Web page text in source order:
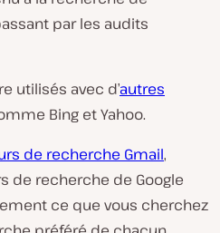
par les audits
utilisés avec d’autres
Bing et Yahoo.
de recherche Gmail,
de recherche de Google
ce que vous cherchez